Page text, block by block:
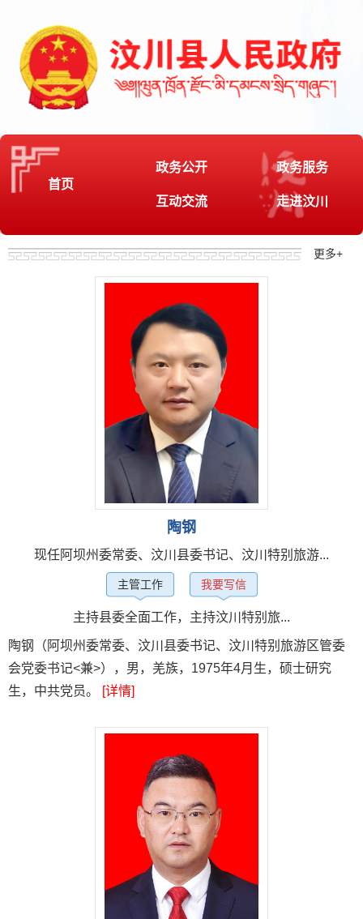
首页
政务公开 政务服务
互动交流 走进汶川
更多+
陶钢
现任阿坝州委常委、汶川县委书记、汶川特别旅游...
主管工作 我要写信
主持县委全面工作，主持汶川特别旅...
陶钢（阿坝州委常委、汶川县委书记、汶川特别旅游区管委
会党委书记<兼>），男，羌族，1975年4月生，硕士研究
生，中共党员。
[详情]